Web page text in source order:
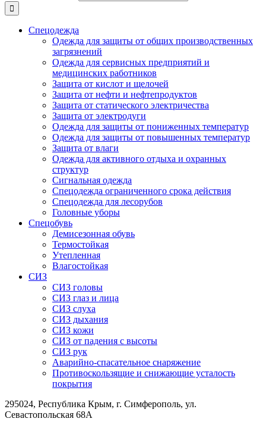
Спецодежда
Одежда для защиты от общих производственных
загрязнений
Одежда для сервисных предприятий и
медицинских работников
Защита от кислот и щелочей
Защита от нефти и нефтепродуктов
Защита от статического электричества
Защита от электродуги
Одежда для защиты от пониженных температур
Одежда для защиты от повышенных температур
Защита от влаги
Одежда для активного отдыха и охранных
структур
Сигнальная одежда
Спецодежда ограниченного срока действия
Спецодежда для лесорубов
Головные уборы
Спецобувь
Демисезонная обувь
Термостойкая
Утепленная
Влагостойкая
СИЗ
СИЗ головы
СИЗ глаз и лица
СИЗ слуха
СИЗ дыхания
СИЗ кожи
СИЗ от падения с высоты
СИЗ рук
Аварийно-спасательное снаряжение
Противоскользящие и снижающие усталость
покрытия
295024, Республика Крым, г. Симферополь, ул.
Севастопольская 68А